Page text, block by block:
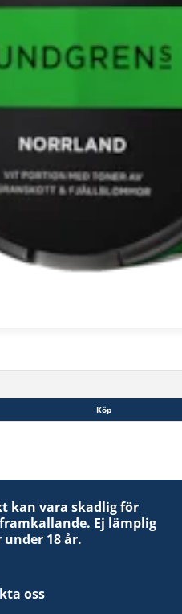
Köp
kan vara skadlig för
Ej lämplig
18 år.
oss